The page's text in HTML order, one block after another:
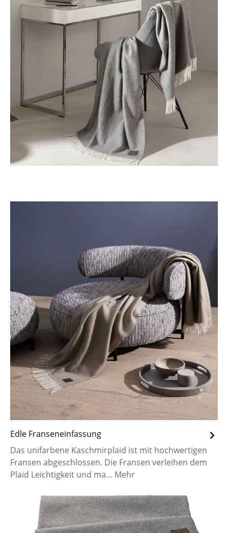
Edle Franseneinfassung
Das unifarbene Kaschmirplaid ist mit hochwertigen
Fransen abgeschlossen. Die Fransen verleihen dem
Plaid Leichtigkeit und ma… Mehr